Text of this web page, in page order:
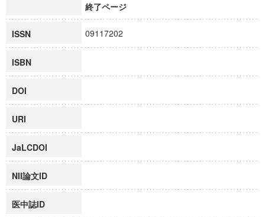
終了ページ
ISSN 09117202
ISBN
DOI
URI
JaLCDOI
NII論文ID
医中誌ID